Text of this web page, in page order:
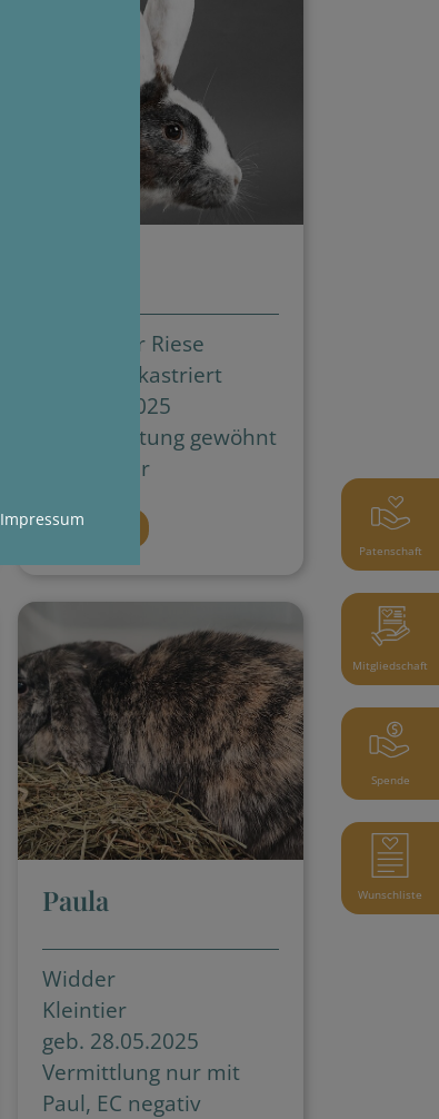
Impressum
Deutscher Riese
Kleintier, kastriert
geb. 08/2025
Außenhaltung gewöhnt
- EC Träger
Details
Paula
Widder
Kleintier
geb. 28.05.2025
Vermittlung nur mit
Paul, EC negativ
Patenschaft
Mitgliedschaft
Spende
Wunschliste